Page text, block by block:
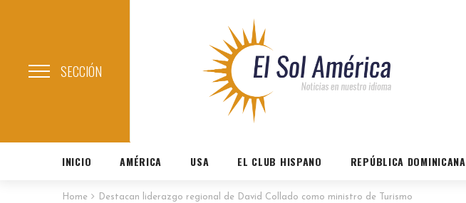
SECCIÓN
INICIO AMÉRICA USA EL CLUB HISPANO REPÚBLICA DOMINICANA
Home Destacan liderazgo regional de David Collado como ministro de Turismo